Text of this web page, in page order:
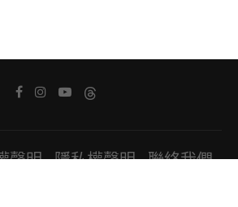
聲明 隱私權聲明 聯絡我們